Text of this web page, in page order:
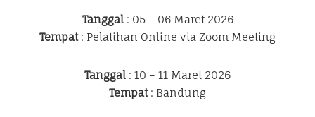
Tanggal: 05 – 06 Maret 2026
Tempat: Pelatihan Online via Zoom Meeting
Tanggal : 10 – 11 Maret 2026
Tempat: Bandung